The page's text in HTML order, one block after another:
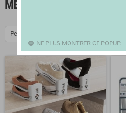
MEUBLES À CHAUSSURES
Pertinence
NE PLUS MONTRER CE POPUP.